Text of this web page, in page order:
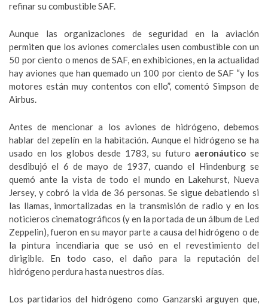
refinar su combustible SAF.
Aunque las organizaciones de seguridad en la aviación
permiten que los aviones comerciales usen combustible con un
50 por ciento o menos de SAF, en exhibiciones, en la actualidad
hay aviones que han quemado un 100 por ciento de SAF “y los
motores están muy contentos con ello”, comentó Simpson de
Airbus.
Antes de mencionar a los aviones de hidrógeno, debemos
hablar del zepelín en la habitación. Aunque el hidrógeno se ha
usado en los globos desde 1783, su futuro aeronáutico se
desdibujó el 6 de mayo de 1937, cuando el Hindenburg se
quemó ante la vista de todo el mundo en Lakehurst, Nueva
Jersey, y cobró la vida de 36 personas. Se sigue debatiendo si
las llamas, inmortalizadas en la transmisión de radio y en los
noticieros cinematográficos (y en la portada de un álbum de Led
Zeppelin), fueron en su mayor parte a causa del hidrógeno o de
la pintura incendiaria que se usó en el revestimiento del
dirigible. En todo caso, el daño para la reputación del
hidrógeno perdura hasta nuestros días.
Los partidarios del hidrógeno como Ganzarski arguyen que,